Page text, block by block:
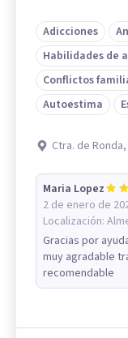
Adicciones
Habilidades de
Conflictos
Autoestima
Ctra. de
Maria Lopez
2 de enero de
Localización:
Gracias por
muy agradable
recomendable